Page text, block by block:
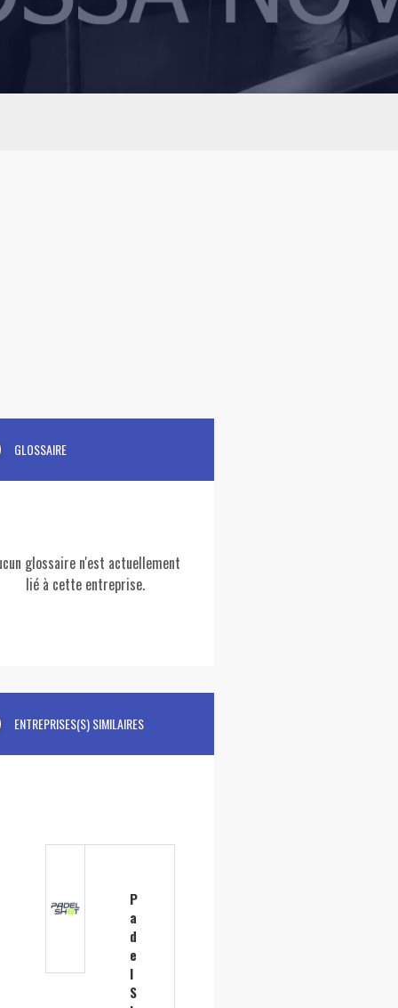
GLOSSAIRE
glossaire n'est actuellement
lié à cette entreprise.
ENTREPRISES(S) SIMILAIRES
P
a
d
e
l
S